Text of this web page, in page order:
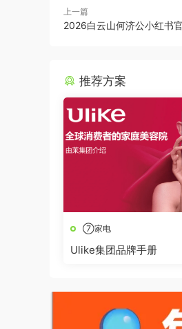
上一篇
2026白云山何济公小红书
推荐方案
⑦家电
Ulike集团品牌手册